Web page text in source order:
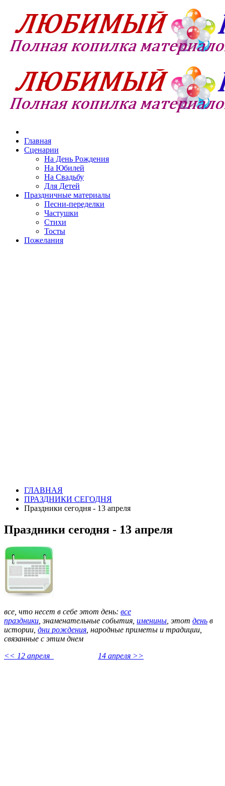
Главная
Сценарии
На День Рождения
На Юбилей
На Свадьбу
Для Детей
Праздничные материалы
Песни-переделки
Частушки
Стихи
Тосты
Пожелания
ГЛАВНАЯ
ПРАЗДНИКИ СЕГОДНЯ
Праздники сегодня - 13 апреля
Праздники сегодня - 13 апреля
все, что несет в себе этот день: все
праздники ,знаменательные события, именины , этот день в
истории, дни рождения , народные приметы и традиции,
связанные с этим днем
<< 12 апреля
14 апреля >>